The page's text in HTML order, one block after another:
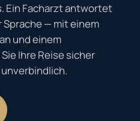
Ein Facharzt antwortet
Sprache — mit einem
und einem
Ihre Reise sicher